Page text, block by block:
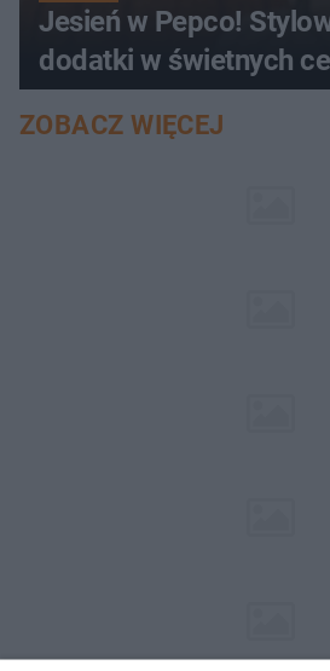
Jesień w Pepco!
dodatki w świetnych
ZOBACZ WIĘCEJ